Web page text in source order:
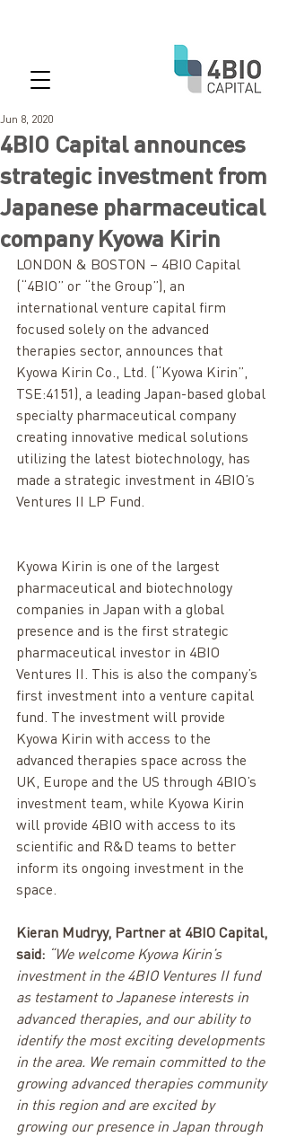
4BIO Capital announces
strategic investment from
Japanese pharmaceutical
company Kyowa Kirin
Jun 8, 2020
LONDON & BOSTON – 4BIO Capital
(“4BIO” or “the Group”), an
international venture capital firm
focused solely on the advanced
therapies sector, announces that
Kyowa Kirin Co., Ltd. (“Kyowa Kirin”,
TSE:4151), a leading Japan-based global
specialty pharmaceutical company
creating innovative medical solutions
utilizing the latest biotechnology, has
made a strategic investment in 4BIO’s
Ventures II LP Fund.
Kyowa Kirin is one of the largest
pharmaceutical and biotechnology
companies in Japan with a global
presence and is the first strategic
pharmaceutical investor in 4BIO
Ventures II. This is also the company’s
first investment into a venture capital
fund. The investment will provide
Kyowa Kirin with access to the
advanced therapies space across the
UK, Europe and the US through 4BIO’s
investment team, while Kyowa Kirin
will provide 4BIO with access to its
scientific and R&D teams to better
inform its ongoing investment in the
space.
Kieran Mudryy, Partner at 4BIO Capital,
said: “We welcome Kyowa Kirin’s
investment in the 4BIO Ventures II fund
as testament to Japanese interests in
advanced therapies, and our ability to
identify the most exciting developments
in the area. We remain committed to the
growing advanced therapies community
in this region and are excited by
growing our presence in Japan through